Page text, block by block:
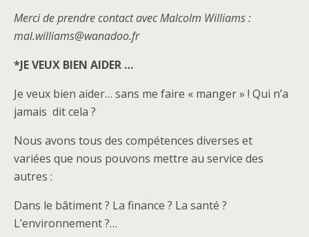
Merci de prendre contact avec Malcolm Williams :
mal.williams@wanadoo.fr
*JE VEUX BIEN AIDER …
Je veux bien aider… sans me faire « manger » ! Qui n’a
jamais dit cela ?
Nous avons tous des compétences diverses et
variées que nous pouvons mettre au service des
autres :
Dans le bâtiment ? La finance ? La santé ?
L’environnement ?…